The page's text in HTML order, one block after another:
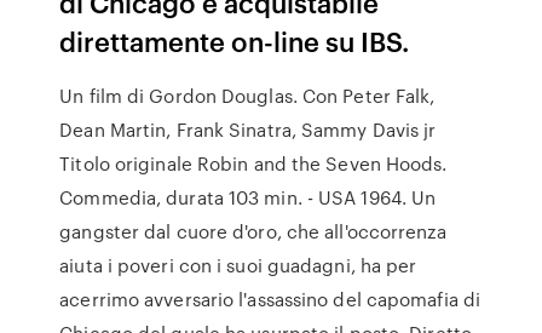
direttamente on-line su IBS.
Un film di Gordon Douglas. Con Peter Falk,
Dean Martin, Frank Sinatra, Sammy Davis jr
Titolo originale Robin and the Seven Hoods.
Commedia, durata 103 min. - USA 1964. Un
gangster dal cuore d'oro, che all'occorrenza
aiuta i poveri con i suoi guadagni, ha per
acerrimo avversario l'assassino del capomafia di